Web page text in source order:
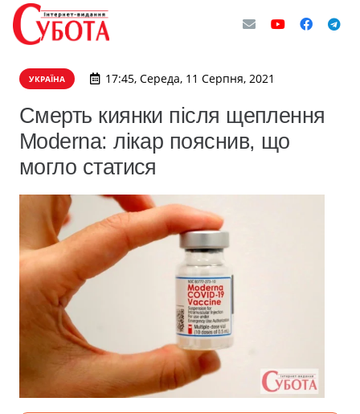
УКРАЇНА 17:45, Середа, 11 Серпня, 2021
Смерть киянки після щеплення
Moderna: лікар пояснив, що
могло статися